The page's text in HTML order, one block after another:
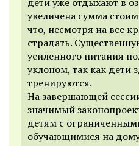
увеличена сумма
что, несмотря на все
страдать.
усиленного питания
уклоном, так как дети
тренируются.
На завершающей
значимый
детям с
обучающимися на